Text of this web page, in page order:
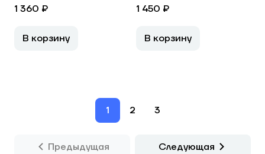
1 360 ₽
В корзину
1 450 ₽
В корзину
1 2 3
Предыдущая Следующая